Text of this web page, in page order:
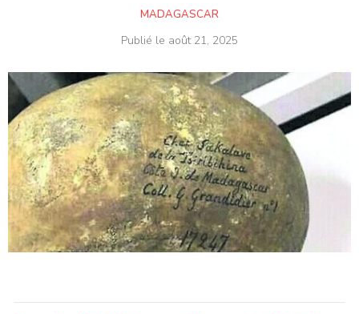
MADAGASCAR
Publié le août 21, 2025